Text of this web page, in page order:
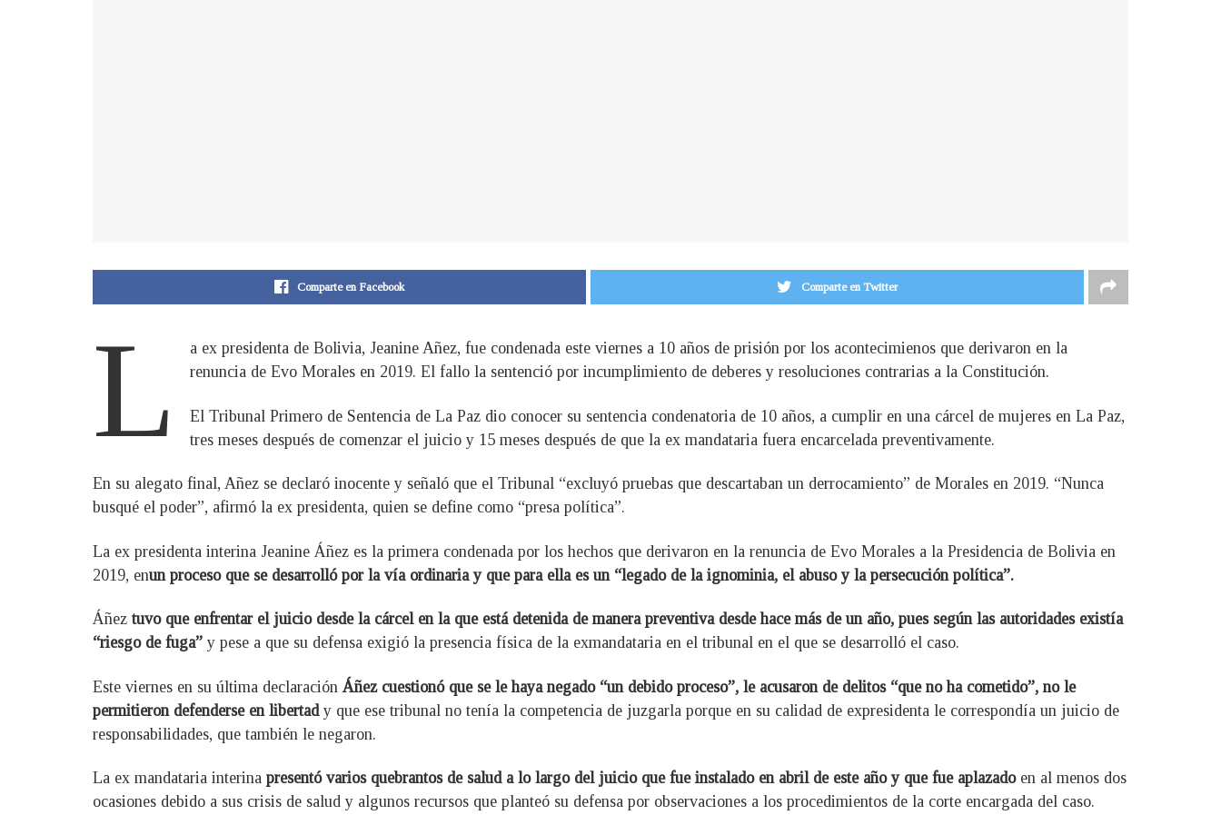
Comparte en Facebook Comparte en Twitter
L
a ex presidenta de Bolivia, Jeanine Añez, fue condenada este viernes a 10 años de prisión por los acontecimienos que derivaron en la
renuncia de Evo Morales en 2019. El fallo la sentenció por incumplimiento de deberes y resoluciones contrarias a la Constitución.
El Tribunal Primero de Sentencia de La Paz dio conocer su sentencia condenatoria de 10 años, a cumplir en una cárcel de mujeres en La Paz,
tres meses después de comenzar el juicio y 15 meses después de que la ex mandataria fuera encarcelada preventivamente.
En su alegato final, Añez se declaró inocente y señaló que el Tribunal “excluyó pruebas que descartaban un derrocamiento” de Morales en 2019. “Nunca
busqué el poder”, afirmó la ex presidenta, quien se define como “presa política”.
La ex presidenta interina Jeanine Áñez es la primera condenada por los hechos que derivaron en la renuncia de Evo Morales a la Presidencia de Bolivia en
2019, enun proceso que se desarrolló por la vía ordinaria y que para ella es un “legado de la ignominia, el abuso y la persecución política”.
Áñez tuvo que enfrentar el juicio desde la cárcel en la que está detenida de manera preventiva desde hace más de un año, pues según las autoridades existía
“riesgo de fuga” y pese a que su defensa exigió la presencia física de la exmandataria en el tribunal en el que se desarrolló el caso.
Este viernes en su última declaración Áñez cuestionó que se le haya negado “un debido proceso”, le acusaron de delitos “que no ha cometido”, no le
permitieron defenderse en libertady que ese tribunal no tenía la competencia de juzgarla porque en su calidad de expresidenta le correspondía un juicio de
responsabilidades, que también le negaron.
La ex mandataria interina presentó varios quebrantos de salud a lo largo del juicio que fue instalado en abril de este año y que fue aplazado en al menos dos
ocasiones debido a sus crisis de salud y algunos recursos que planteó su defensa por observaciones a los procedimientos de la corte encargada del caso.